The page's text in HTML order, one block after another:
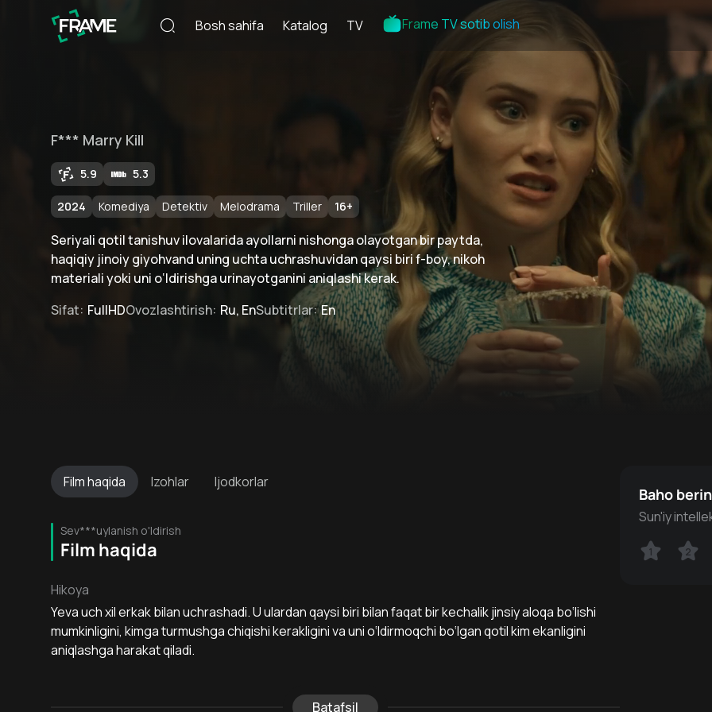
Bosh sahifa Katalog TV Frame TV sotib olish
F*** Marry Kill
5.9 5.3
2024 Komediya Detektiv Melodrama Triller 16+
Seriyali qotil tanishuv ilovalarida ayollarni nishonga olayotgan bir paytda,
haqiqiy jinoiy giyohvand uning uchta uchrashuvidan qaysi biri f-boy, nikoh
materiali yoki uni o‘ldirishga urinayotganini aniqlashi kerak.
Sifat: FullHDOvozlashtirish: Ru, EnSubtitrlar: En
Filmhaqida Izohlar Ijodkorlar
Sev***uylanish o'ldirish
Film haqida
Hikoya
Yeva uch xil erkak bilan uchrashadi. U ulardan qaysi biri bilan faqat bir kechalik jinsiy aloqa bo‘lishi
mumkinligini, kimga turmushga chiqishi kerakligini va uni o‘ldirmoqchi bo‘lgan qotil kim ekanligini
aniqlashga harakat qiladi.
Batafsil
Baho
Sun'iy
1 2
1 2